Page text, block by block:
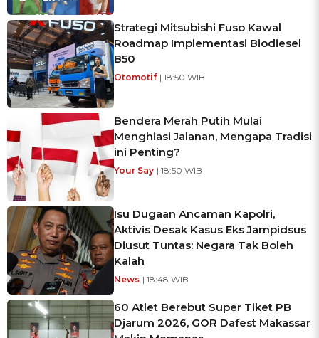
Strategi Mitsubishi Fuso Kawal
Roadmap Implementasi Biodiesel
B50
Otomotif | 18:50 WIB
Bendera Merah Putih Mulai
Menghiasi Jalanan, Mengapa Tradisi
ini Penting?
Your Say | 18:50 WIB
Isu Dugaan Ancaman Kapolri,
Aktivis Desak Kasus Eks Jampidsus
Diusut Tuntas: Negara Tak Boleh
Kalah
News | 18:48 WIB
60 Atlet Berebut Super Tiket PB
Djarum 2026, GOR Dafest Makassar